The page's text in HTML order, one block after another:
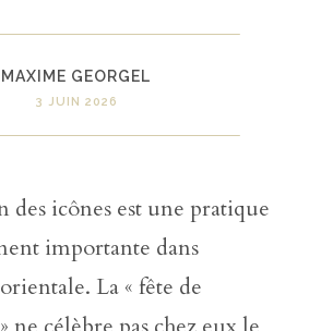
MAXIME GEORGEL
3 JUIN 2026
des icônes est une pratique
importante dans
La « fête de